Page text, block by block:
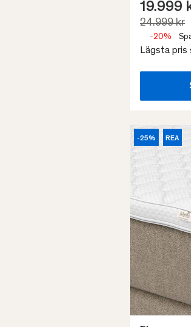
19.999
24.999 kr
-20%
Lägsta pris
-25% REA